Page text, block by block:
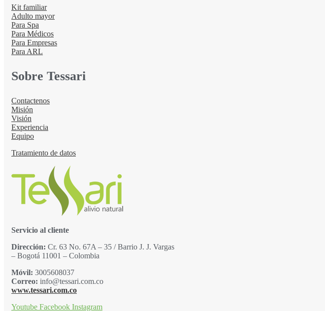
Kit familiar
Adulto mayor
Para Spa
Para Médicos
Para Empresas
Para ARL
Sobre Tessari
Contactenos
Misión
Visión
Experiencia
Equipo
Tratamiento de datos
Servicio al cliente
Dirección: Cr. 63 No. 67A – 35 / Barrio J. J. Vargas
– Bogotá 11001 – Colombia
Móvil: 3005608037
Correo: info@tessari.com.co
www.tessari.com.co
Youtube Facebook Instagram